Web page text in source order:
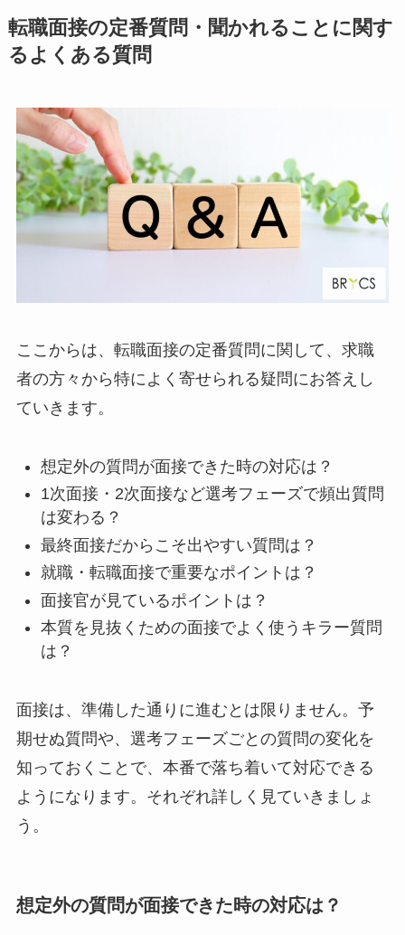
転職面接の定番質問・聞かれることに関す
るよくある質問
ここからは、転職面接の定番質問に関して、求職
者の方々から特によく寄せられる疑問にお答えし
ていきます。
想定外の質問が面接できた時の対応は？
1次面接・2次面接など選考フェーズで頻出質問
は変わる？
最終面接だからこそ出やすい質問は？
就職・転職面接で重要なポイントは？
面接官が見ているポイントは？
本質を見抜くための面接でよく使うキラー質問
は？
面接は、準備した通りに進むとは限りません。予
期せぬ質問や、選考フェーズごとの質問の変化を
知っておくことで、本番で落ち着いて対応できる
ようになります。それぞれ詳しく見ていきましょ
う。
想定外の質問が面接できた時の対応は？